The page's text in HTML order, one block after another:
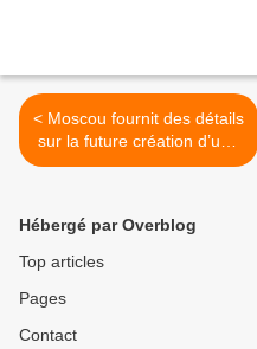
< Moscou fournit des détails
sur la future création d’une
installation de la Marine
Hébergé par Overblog
Top articles
Pages
Contact